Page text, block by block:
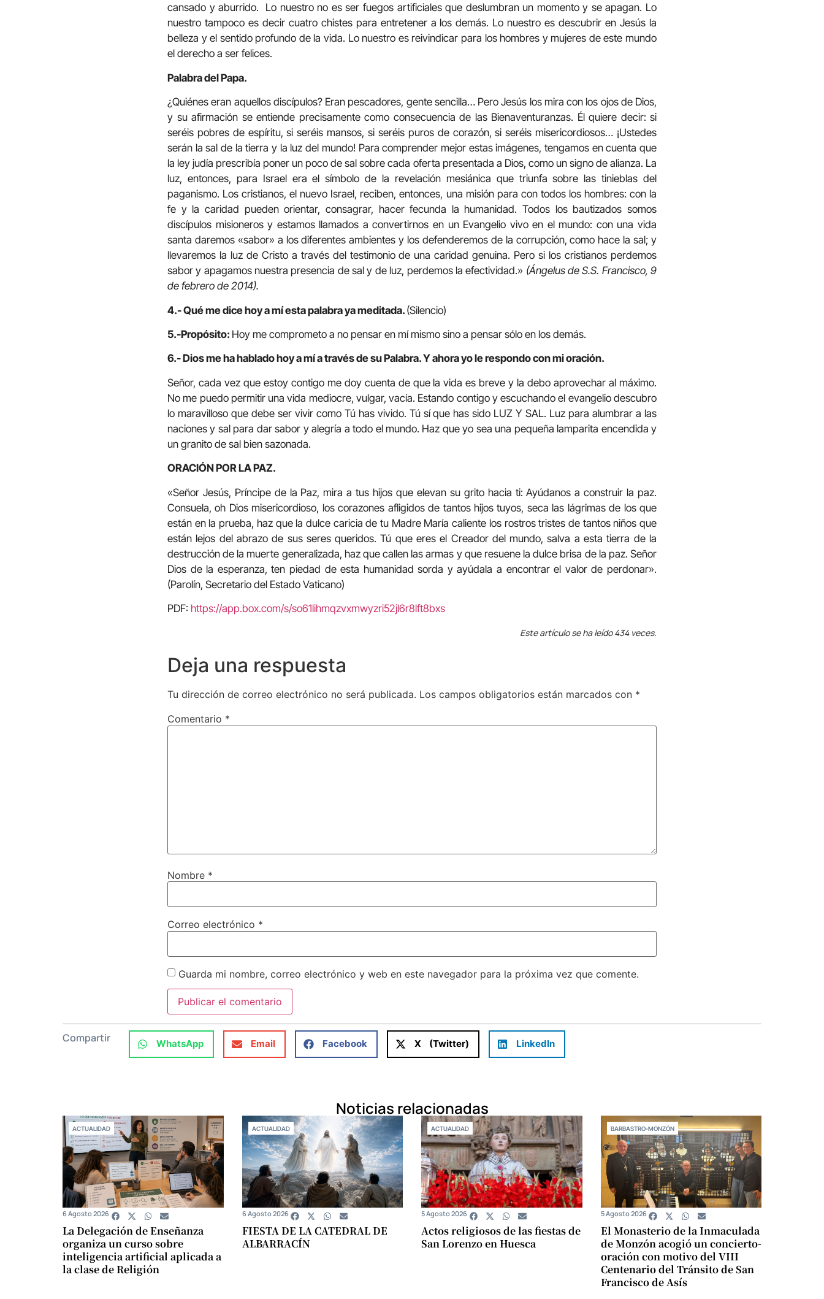
cansado y aburrido. Lo nuestro no es ser fuegos artificiales que deslumbran un momento y se apagan. Lo
nuestro tampoco es decir cuatro chistes para entretener a los demás. Lo nuestro es descubrir en Jesús la
belleza y el sentido profundo de la vida. Lo nuestro es reivindicar para los hombres y mujeres de este mundo
el derecho a ser felices.
Palabra del Papa.
¿Quiénes eran aquellos discípulos? Eran pescadores, gente sencilla… Pero Jesús los mira con los ojos de Dios,
y su afirmación se entiende precisamente como consecuencia de las Bienaventuranzas. Él quiere decir: si
seréis pobres de espíritu, si seréis mansos, si seréis puros de corazón, si seréis misericordiosos… ¡Ustedes
serán la sal de la tierra y la luz del mundo! Para comprender mejor estas imágenes, tengamos en cuenta que
la ley judía prescribía poner un poco de sal sobre cada oferta presentada a Dios, como un signo de alianza. La
luz, entonces, para Israel era el símbolo de la revelación mesiánica que triunfa sobre las tinieblas del
paganismo. Los cristianos, el nuevo Israel, reciben, entonces, una misión para con todos los hombres: con la
fe y la caridad pueden orientar, consagrar, hacer fecunda la humanidad. Todos los bautizados somos
discípulos misioneros y estamos llamados a convertirnos en un Evangelio vivo en el mundo: con una vida
santa daremos «sabor» a los diferentes ambientes y los defenderemos de la corrupción, como hace la sal; y
llevaremos la luz de Cristo a través del testimonio de una caridad genuina. Pero si los cristianos perdemos
sabor y apagamos nuestra presencia de sal y de luz, perdemos la efectividad.» (Ángelus de S.S. Francisco, 9
de febrero de 2014).
4.- Qué me dice hoy a mí esta palabra ya meditada. (Silencio)
5.-Propósito: Hoy me comprometo a no pensar en mí mismo sino a pensar sólo en los demás.
6.- Dios me ha hablado hoy a mí a través de su Palabra. Y ahora yo le respondo con mi oración.
Señor, cada vez que estoy contigo me doy cuenta de que la vida es breve y la debo aprovechar al máximo.
No me puedo permitir una vida mediocre, vulgar, vacía. Estando contigo y escuchando el evangelio descubro
lo maravilloso que debe ser vivir como Tú has vivido. Tú sí que has sido LUZ Y SAL. Luz para alumbrar a las
naciones y sal para dar sabor y alegría a todo el mundo. Haz que yo sea una pequeña lamparita encendida y
un granito de sal bien sazonada.
ORACIÓN POR LA PAZ.
«Señor Jesús, Príncipe de la Paz, mira a tus hijos que elevan su grito hacia ti: Ayúdanos a construir la paz.
Consuela, oh Dios misericordioso, los corazones afligidos de tantos hijos tuyos, seca las lágrimas de los que
están en la prueba, haz que la dulce caricia de tu Madre María caliente los rostros tristes de tantos niños que
están lejos del abrazo de sus seres queridos. Tú que eres el Creador del mundo, salva a esta tierra de la
destrucción de la muerte generalizada, haz que callen las armas y que resuene la dulce brisa de la paz. Señor
Dios de la esperanza, ten piedad de esta humanidad sorda y ayúdala a encontrar el valor de perdonar».
(Parolín, Secretario del Estado Vaticano)
PDF: https://app.box.com/s/so61lihmqzvxmwyzri52jl6r8lft8bxs
Este artículo se ha leído 434 veces.
Deja una respuesta
Tu dirección de correo electrónico no será publicada. Los campos obligatorios están marcados con *
Comentario *
Nombre *
Correo electrónico *
Guarda mi nombre, correo electrónico y web en este navegador para la próxima vez que comente.
Compartir WhatsApp Email Facebook X (Twitter) LinkedIn
Noticias relacionadas
ACTUALIDAD
La Delegación de Enseñanza
organiza un curso sobre
inteligencia artificial aplicada a
la clase de Religión
6 Agosto 2026
ACTUALIDAD
FIESTA DE LA CATEDRAL DE
ALBARRACÍN
6 Agosto 2026
ACTUALIDAD
Actos religiosos de las fiestas de
San Lorenzo en Huesca
5 Agosto 2026
BARBASTRO-MONZÓN
El Monasterio de la Inmaculada
de Monzón acogió un concierto-
oración con motivo del VIII
Centenario del Tránsito de San
Francisco de Asís
5 Agosto 2026